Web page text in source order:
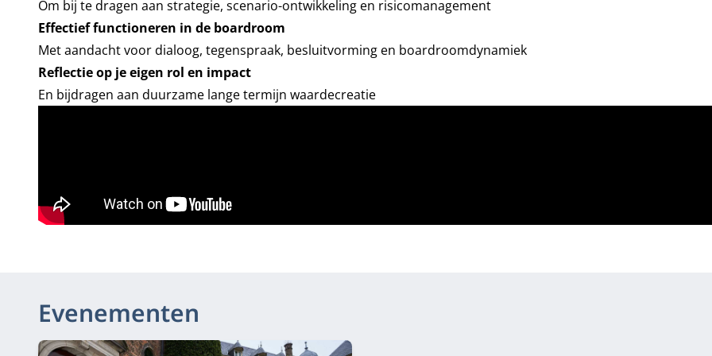
Om bij te dragen aan strategie, scenario-ontwikkeling en risicomanagement
Effectief functioneren in de boardroom
Met aandacht voor dialoog, tegenspraak, besluitvorming en boardroomdynamiek
Reflectie op je eigen rol en impact
En bijdragen aan duurzame lange termijn waardecreatie
Evenementen